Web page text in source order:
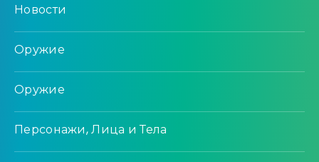
Новости
Оружие
Оружие
Персонажи, Лица и Тела